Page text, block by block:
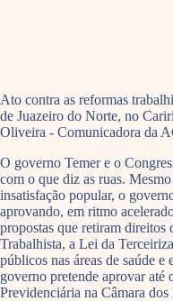
Ato contra as reformas
de Juazeiro do Norte, no
Oliveira - Comunicadora da
O governo Temer e o
com o que diz as ruas.
insatisfação popular, o
aprovando, em ritmo
propostas que retiram direitos
Trabalhista, a Lei da
públicos nas áreas de saúde
governo pretende aprovar até
Previdenciária na Câmara dos